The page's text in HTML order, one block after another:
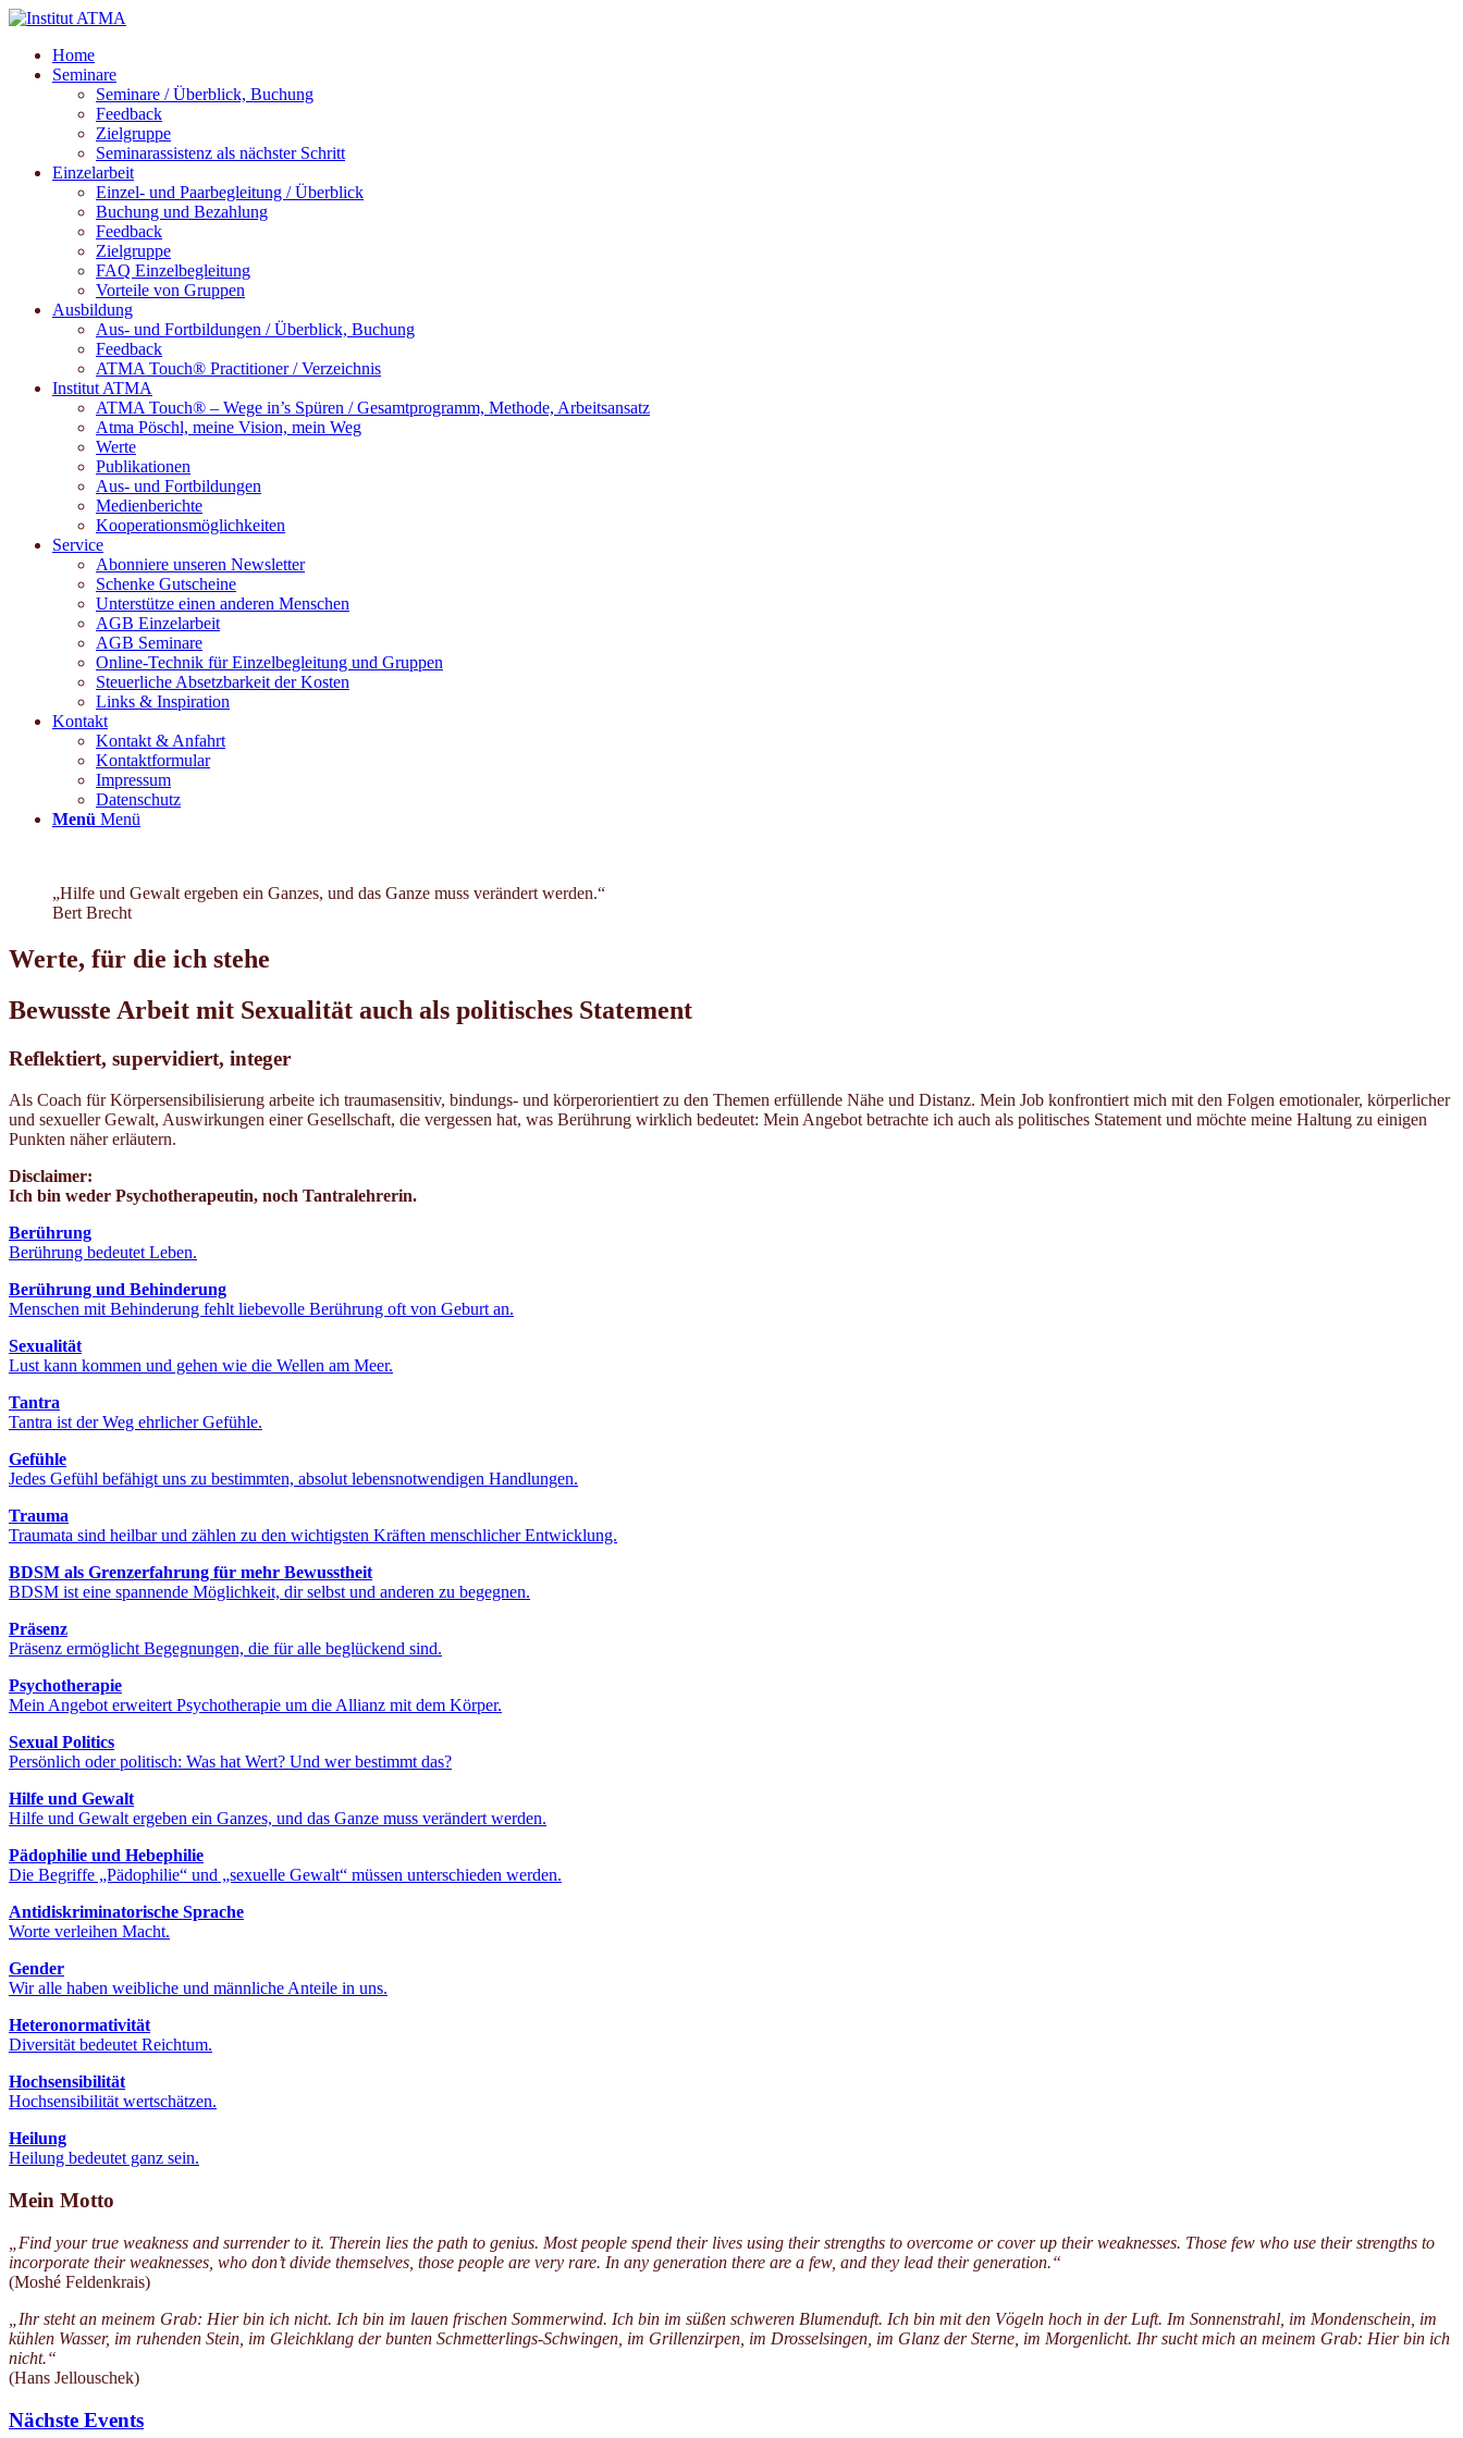
Home
Seminare
Seminare / Überblick, Buchung
Feedback
Zielgruppe
Seminarassistenz als nächster Schritt
Einzelarbeit
Einzel- und Paarbegleitung / Überblick
Buchung und Bezahlung
Feedback
Zielgruppe
FAQ Einzelbegleitung
Vorteile von Gruppen
Ausbildung
Aus- und Fortbildungen / Überblick, Buchung
Feedback
ATMA Touch® Practitioner / Verzeichnis
Institut ATMA
ATMA Touch® – Wege in’s Spüren / Gesamtprogramm, Methode, Arbeitsansatz
Atma Pöschl, meine Vision, mein Weg
Werte
Publikationen
Aus- und Fortbildungen
Medienberichte
Kooperationsmöglichkeiten
Service
Abonniere unseren Newsletter
Schenke Gutscheine
Unterstütze einen anderen Menschen
AGB Einzelarbeit
AGB Seminare
Online-Technik für Einzelbegleitung und Gruppen
Steuerliche Absetzbarkeit der Kosten
Links & Inspiration
Kontakt
Kontakt & Anfahrt
Kontaktformular
Impressum
Datenschutz
Menü Menü
„Hilfe und Gewalt ergeben ein Ganzes, und das Ganze muss verändert werden.“
Bert Brecht
Werte, für die ich stehe
Bewusste Arbeit mit Sexualität auch als politisches Statement
Reflektiert, supervidiert, integer
Als Coach für Körpersensibilisierung arbeite ich traumasensitiv, bindungs- und körperorientiert zu den Themen erfüllende Nähe und Distanz. Mein Job konfrontiert mich mit den Folgen emotionaler, körperlicher
und sexueller Gewalt, Auswirkungen einer Gesellschaft, die vergessen hat, was Berührung wirklich bedeutet: Mein Angebot betrachte ich auch als politisches Statement und möchte meine Haltung zu einigen
Punkten näher erläutern.
Disclaimer:
Ich bin weder Psychotherapeutin, noch Tantralehrerin.
Berührung
Berührung bedeutet Leben.
Berührung und Behinderung
Menschen mit Behinderung fehlt liebevolle Berührung oft von Geburt an.
Sexualität
Lust kann kommen und gehen wie die Wellen am Meer.
Tantra
Tantra ist der Weg ehrlicher Gefühle.
Gefühle
Jedes Gefühl befähigt uns zu bestimmten, absolut lebensnotwendigen Handlungen.
Trauma
Traumata sind heilbar und zählen zu den wichtigsten Kräften menschlicher Entwicklung.
BDSM als Grenzerfahrung für mehr Bewusstheit
BDSM ist eine spannende Möglichkeit, dir selbst und anderen zu begegnen.
Präsenz
Präsenz ermöglicht Begegnungen, die für alle beglückend sind.
Psychotherapie
Mein Angebot erweitert Psychotherapie um die Allianz mit dem Körper.
Sexual Politics
Persönlich oder politisch: Was hat Wert? Und wer bestimmt das?
Hilfe und Gewalt
Hilfe und Gewalt ergeben ein Ganzes, und das Ganze muss verändert werden.
Pädophilie und Hebephilie
Die Begriffe „Pädophilie“ und „sexuelle Gewalt“ müssen unterschieden werden.
Antidiskriminatorische Sprache
Worte verleihen Macht.
Gender
Wir alle haben weibliche und männliche Anteile in uns.
Heteronormativität
Diversität bedeutet Reichtum.
Hochsensibilität
Hochsensibilität wertschätzen.
Heilung
Heilung bedeutet ganz sein.
Mein Motto
„Find your true weakness and surrender to it. Therein lies the path to genius. Most people spend their lives using their strengths to overcome or cover up their weaknesses. Those few who use their strengths to
incorporate their weaknesses, who don’t divide themselves, those people are very rare. In any generation there are a few, and they lead their generation.“
(Moshé Feldenkrais)
„Ihr steht an meinem Grab: Hier bin ich nicht. Ich bin im lauen frischen Sommerwind. Ich bin im süßen schweren Blumenduft. Ich bin mit den Vögeln hoch in der Luft. Im Sonnenstrahl, im Mondenschein, im
kühlen Wasser, im ruhenden Stein, im Gleichklang der bunten Schmetterlings-Schwingen, im Grillenzirpen, im Drosselsingen, im Glanz der Sterne, im Morgenlicht. Ihr sucht mich an meinem Grab: Hier bin ich
nicht.“
(Hans Jellouschek)
Nächste Events